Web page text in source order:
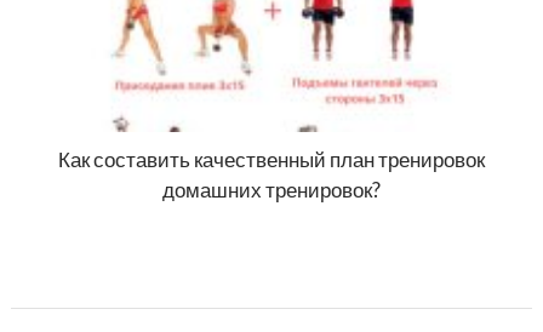
Как составить качественный план тренировок
домашних тренировок?